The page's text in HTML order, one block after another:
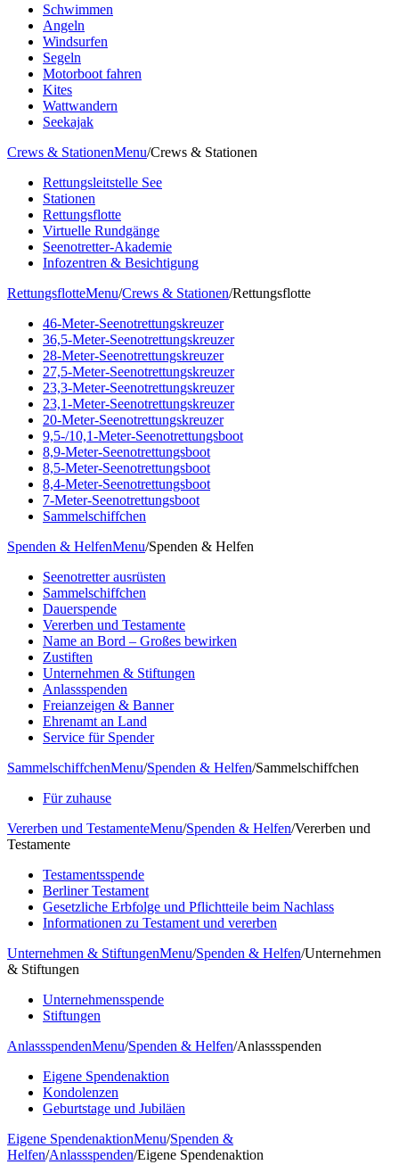
Schwimmen
Angeln
Windsurfen
Segeln
Motorboot fahren
Kites
Wattwandern
Seekajak
Crews & StationenMenu/Crews & Stationen
Rettungsleitstelle See
Stationen
Rettungsflotte
Virtuelle Rundgänge
Seenotretter-Akademie
Infozentren & Besichtigung
RettungsflotteMenu/Crews & Stationen/Rettungsflotte
46-Meter-Seenotrettungskreuzer
36,5-Meter-Seenotrettungskreuzer
28-Meter-Seenotrettungskreuzer
27,5-Meter-Seenotrettungskreuzer
23,3-Meter-Seenotrettungskreuzer
23,1-Meter-Seenotrettungskreuzer
20-Meter-Seenotrettungskreuzer
9,5-/10,1-Meter-Seenotrettungsboot
8,9-Meter-Seenotrettungsboot
8,5-Meter-Seenotrettungsboot
8,4-Meter-Seenotrettungsboot
7-Meter-Seenotrettungsboot
Sammelschiffchen
Spenden & HelfenMenu/Spenden & Helfen
Seenotretter ausrüsten
Sammelschiffchen
Dauerspende
Vererben und Testamente
Name an Bord – Großes bewirken
Zustiften
Unternehmen & Stiftungen
Anlassspenden
Freianzeigen & Banner
Ehrenamt an Land
Service für Spender
SammelschiffchenMenu/Spenden & Helfen/Sammelschiffchen
Für zuhause
Vererben und TestamenteMenu/Spenden & Helfen/Vererben und
Testamente
Testamentsspende
Berliner Testament
Gesetzliche Erbfolge und Pflichtteile beim Nachlass
Informationen zu Testament und vererben
Unternehmen & StiftungenMenu/Spenden & Helfen/Unternehmen
& Stiftungen
Unternehmensspende
Stiftungen
AnlassspendenMenu/Spenden & Helfen/Anlassspenden
Eigene Spendenaktion
Kondolenzen
Geburtstage und Jubiläen
Eigene SpendenaktionMenu/Spenden &
Helfen/Anlassspenden/Eigene Spendenaktion